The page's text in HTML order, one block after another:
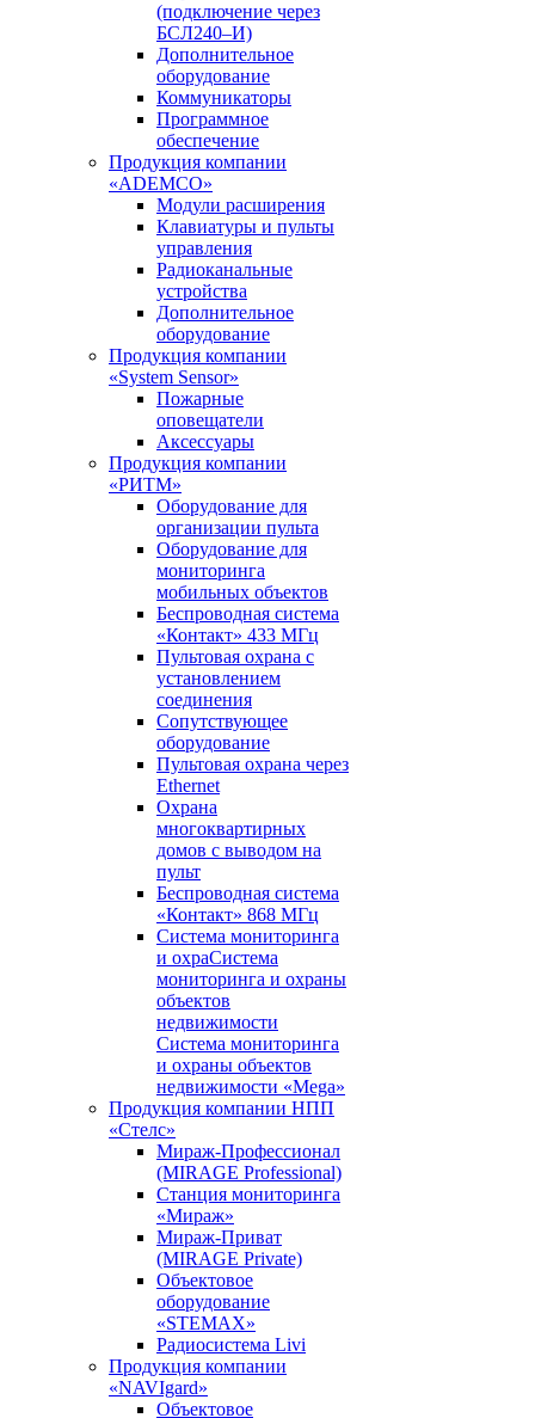
(подключение через
БСЛ240–И)
Дополнительное
оборудование
Коммуникаторы
Программное
обеспечение
Продукция компании
«ADEMCO»
Модули расширения
Клавиатуры и пульты
управления
Радиоканальные
устройства
Дополнительное
оборудование
Продукция компании
«System Sensor»
Пожарные
оповещатели
Аксессуары
Продукция компании
«РИТМ»
Оборудование для
организации пульта
Оборудование для
мониторинга
мобильных объектов
Беспроводная система
«Контакт» 433 МГц
Пультовая охрана с
установлением
соединения
Сопутствующее
оборудование
Пультовая охрана через
Ethernet
Охрана
многоквартирных
домов с выводом на
пульт
Беспроводная система
«Контакт» 868 МГц
Система мониторинга
и охраСистема
мониторинга и охраны
объектов
недвижимости
Система мониторинга
и охраны объектов
недвижимости «Mega»
Продукция компании НПП
«Стелс»
Мираж-Профессионал
(MIRAGE Professional)
Станция мониторинга
«Мираж»
Мираж-Приват
(MIRAGE Private)
Объектовое
оборудование
«STEMAX»
Радиосистема Livi
Продукция компании
«NAVIgard»
Объектовое